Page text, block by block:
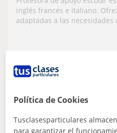
TAMBIÉN DOY CLASES
inglés francés e italiano.
adaptadas a las necesidades
11€/h
Política de Cookies
Tusclasesparticulares
para garantizar el